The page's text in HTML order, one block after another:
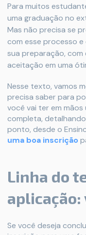
Para muitos
uma graduação no
Mas não precisa se
com esse processo
sua preparação,
aceitação em uma
Nesse texto, vamos
precisa saber para
você vai ter em
completa,
ponto, desde o
uma boa inscrição
Linha do
Se você deseja